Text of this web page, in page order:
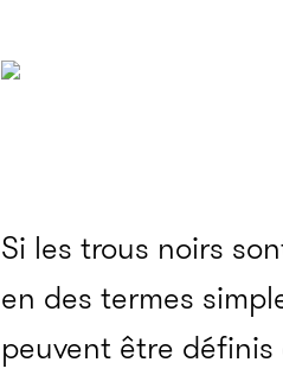
Si les trous noirs
en des termes
peuvent être